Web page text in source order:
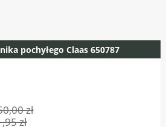
pochyłego Claas 650787
zł
zł